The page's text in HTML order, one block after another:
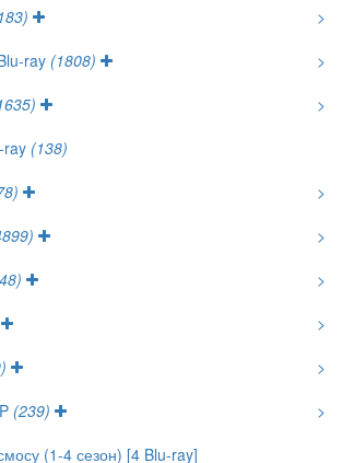
>
ray (1808)
>
>
ray (138)
>
>
>
>
>
(239) >